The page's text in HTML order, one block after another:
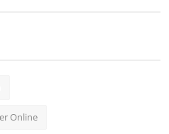
Online